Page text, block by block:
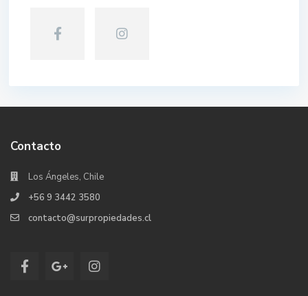
Contacto
Los Ángeles, Chile
+56 9 3442 3580
contacto@surpropiedades.cl